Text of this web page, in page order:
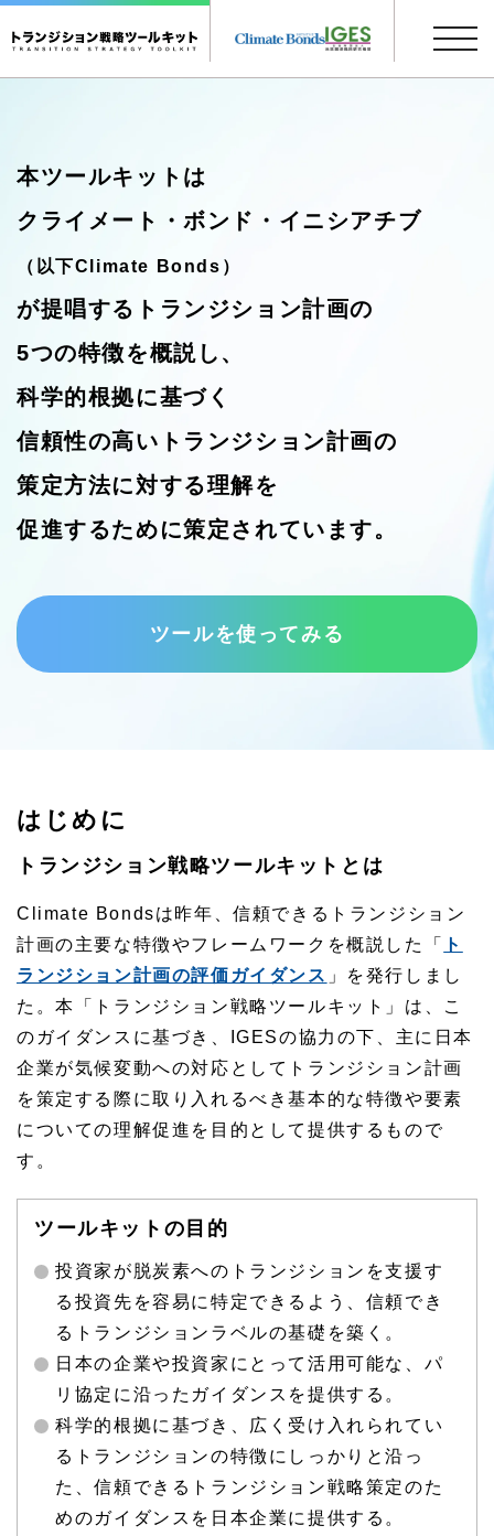
ナ
本ツールキットは
クライメート・ボンド・イニシアチブ
（以下Climate Bonds）
が提唱するトランジション計画の
5つの特徴を概説し、
科学的根拠に基づく
信頼性の高いトランジション計画の
策定方法に対する理解を
促進するために策定されています。
ツールを使ってみる
はじめに
トランジション戦略ツールキットとは
Climate Bondsは昨年、信頼できるトランジション
計画の主要な特徴やフレームワークを概説した「
ト
ランジション計画の評価ガイダンス 」を発行しまし
た。本「トランジション戦略ツールキット」は、こ
のガイダンスに基づき、IGESの協力の下、主に日本
企業が気候変動への対応としてトランジション計画
を策定する際に取り入れるべき基本的な特徴や要素
についての理解促進を目的として提供するもので
す。
ツールキットの目的
投資家が脱炭素へのトランジションを支援す
る投資先を容易に特定できるよう、信頼でき
るトランジションラベルの基礎を築く。
日本の企業や投資家にとって活用可能な、パ
リ協定に沿ったガイダンスを提供する。
科学的根拠に基づき、広く受け入れられてい
るトランジションの特徴にしっかりと沿っ
た、信頼できるトランジション戦略策定のた
めのガイダンスを日本企業に提供する。